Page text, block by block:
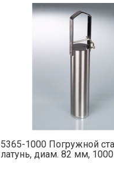
5365-1000 Погружной
латунь, диам. 82 мм,